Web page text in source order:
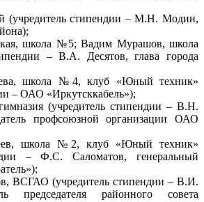
(учредитель стипендии – М.Н. Модин,
школа №5; Вадим Мурашов, школа
– В.А. Десятов, глава города
школа №4, клуб «Юный техник»
– ОАО «Иркутсккабель»);
(учредитель стипендии – В.Н.
профсоюзной организации ОАО
школа №2, клуб «Юный техник»
– Ф.С. Саломатов, генеральный
ВСГАО (учредитель стипендии – В.И.
председателя районного совета